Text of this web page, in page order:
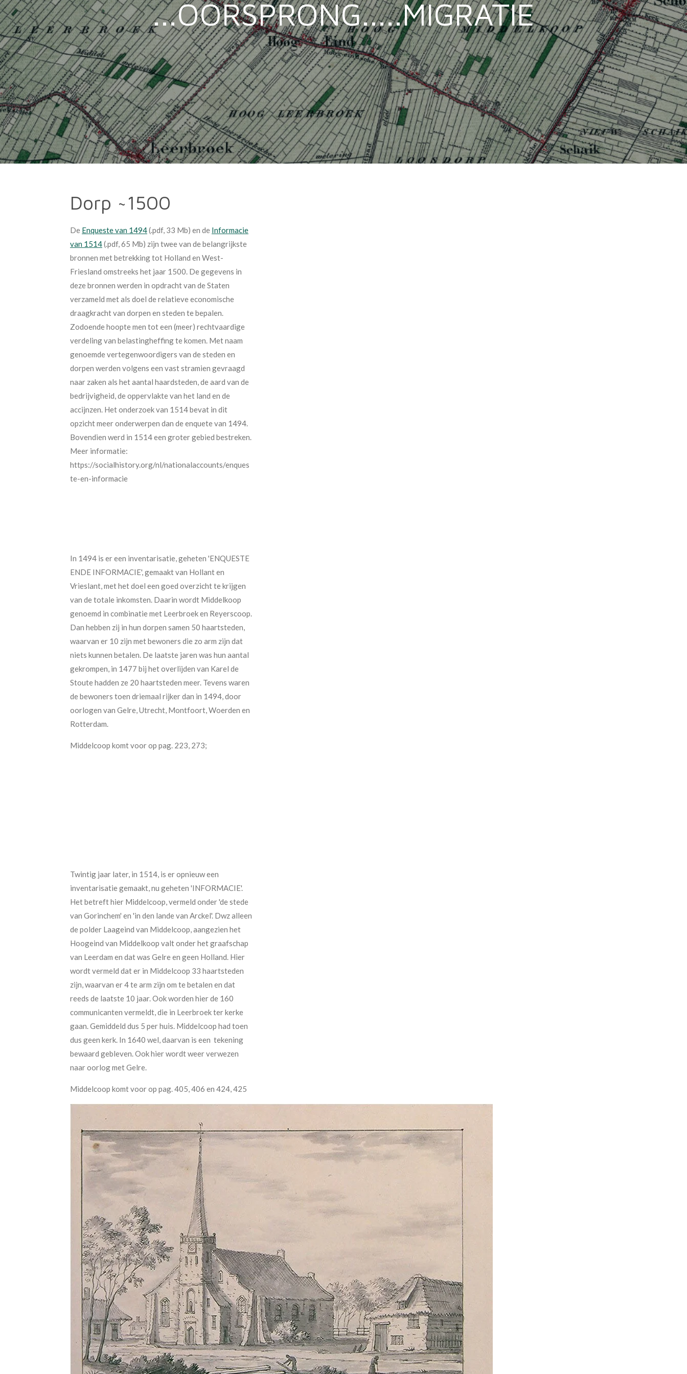
...OORSPRONG.....MIGRATIE
Dorp ~1500
De Enqueste van 1494(.pdf, 33 Mb) en de Informacie
van 1514(.pdf, 65 Mb) zijn twee van de belangrijkste
bronnen met betrekking tot Holland en West-
Friesland omstreeks het jaar 1500. De gegevens in
deze bronnen werden in opdracht van de Staten
verzameld met als doel de relatieve economische
draagkracht van dorpen en steden te bepalen.
Zodoende hoopte men tot een (meer) rechtvaardige
verdeling van belastingheffing te komen. Met naam
genoemde vertegenwoordigers van de steden en
dorpen werden volgens een vast stramien gevraagd
naar zaken als het aantal haardsteden, de aard van de
bedrijvigheid, de oppervlakte van het land en de
accijnzen. Het onderzoek van 1514 bevat in dit
opzicht meer onderwerpen dan de enquete van 1494.
Bovendien werd in 1514 een groter gebied bestreken.
Meer informatie:
https://socialhistory.org/nl/nationalaccounts/enques
te-en-informacie
In 1494 is er een inventarisatie, geheten 'ENQUESTE
ENDE INFORMACIE', gemaakt van Hollant en
Vrieslant, met het doel een goed overzicht te krijgen
van de totale inkomsten. Daarin wordt Middelkoop
genoemd in combinatie met Leerbroek en Reyerscoop.
Dan hebben zij in hun dorpen samen 50 haartsteden,
waarvan er 10 zijn met bewoners die zo arm zijn dat
niets kunnen betalen. De laatste jaren was hun aantal
gekrompen, in 1477 bij het overlijden van Karel de
Stoute hadden ze 20 haartsteden meer. Tevens waren
de bewoners toen driemaal rijker dan in 1494, door
oorlogen van Gelre, Utrecht, Montfoort, Woerden en
Rotterdam.
Middelcoop komt voor op pag. 223, 273;
Twintig jaar later, in 1514, is er opnieuw een
inventarisatie gemaakt, nu geheten 'INFORMACIE'.
Het betreft hier Middelcoop, vermeld onder 'de stede
van Gorinchem' en 'in den lande van Arckel'. Dwz alleen
de polder Laageind van Middelcoop, aangezien het
Hoogeind van Middelkoop valt onder het graafschap
van Leerdam en dat was Gelre en geen Holland. Hier
wordt vermeld dat er in Middelcoop 33 haartsteden
zijn, waarvan er 4 te arm zijn om te betalen en dat
reeds de laatste 10 jaar. Ook worden hier de 160
communicanten vermeldt, die in Leerbroek ter kerke
gaan. Gemiddeld dus 5 per huis. Middelcoop had toen
dus geen kerk. In 1640 wel, daarvan is een tekening
bewaard gebleven. Ook hier wordt weer verwezen
naar oorlog met Gelre.
Middelcoop komt voor op pag. 405, 406 en 424, 425